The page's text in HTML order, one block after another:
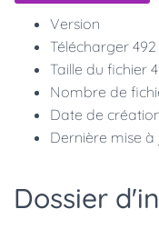
Version
Télécharger 492
Taille du fichier
Nombre de
Date de
Dernière mise
Dossier